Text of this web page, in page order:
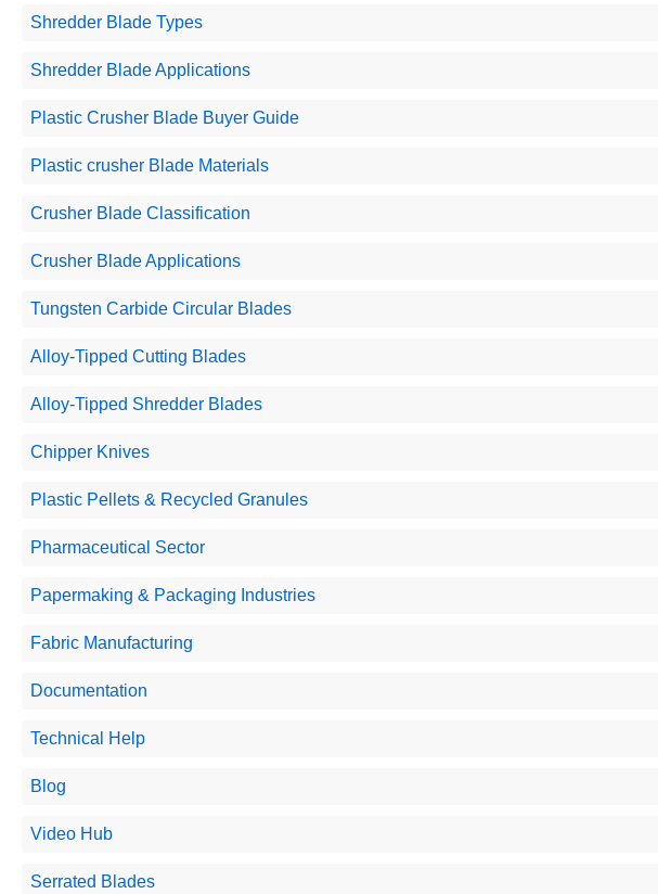
Shredder Blade Types
Shredder Blade Applications
Plastic Crusher Blade Buyer Guide
Plastic crusher Blade Materials
Crusher Blade Classification
Crusher Blade Applications
Tungsten Carbide Circular Blades
Alloy-Tipped Cutting Blades
Alloy-Tipped Shredder Blades
Chipper Knives
Plastic Pellets & Recycled Granules
Pharmaceutical Sector
Papermaking & Packaging Industries
Fabric Manufacturing
Documentation
Technical Help
Blog
Video Hub
Serrated Blades